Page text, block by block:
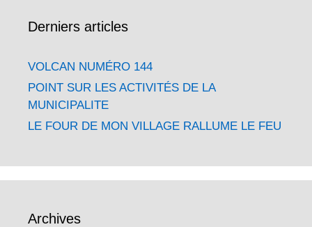
Derniers articles
VOLCAN NUMÉRO 144
POINT SUR LES ACTIVITÉS DE LA
MUNICIPALITE
LE FOUR DE MON VILLAGE RALLUME LE FEU
Archives